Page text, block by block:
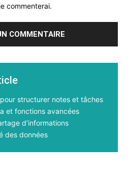
commenterai.
structurer notes et tâches
et fonctions avancées
d’informations
des données